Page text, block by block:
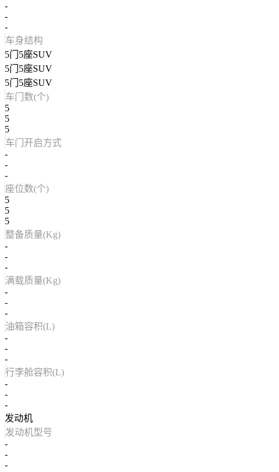
-
-
-
车身结构
5门5座SUV
5门5座SUV
5门5座SUV
车门数(个)
5
5
5
车门开启方式
-
-
-
座位数(个)
5
5
5
整备质量(Kg)
-
-
-
满载质量(Kg)
-
-
-
油箱容积(L)
-
-
-
行李舱容积(L)
-
-
-
发动机
发动机型号
-
-
-